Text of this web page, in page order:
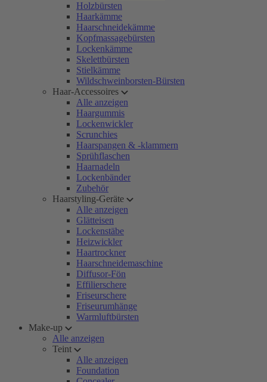
Holzbürsten
Haarkämme
Haarschneidekämme
Kopfmassagebürsten
Lockenkämme
Skelettbürsten
Stielkämme
Wildschweinborsten-Bürsten
Haar-Accessoires
Alle anzeigen
Haargummis
Lockenwickler
Scrunchies
Haarspangen & -klammern
Sprühflaschen
Haarnadeln
Lockenbänder
Zubehör
Haarstyling-Geräte
Alle anzeigen
Glätteisen
Lockenstäbe
Heizwickler
Haartrockner
Haarschneidemaschine
Diffusor-Fön
Effilierschere
Friseurschere
Friseurumhänge
Warmluftbürsten
Make-up
Alle anzeigen
Teint
Alle anzeigen
Foundation